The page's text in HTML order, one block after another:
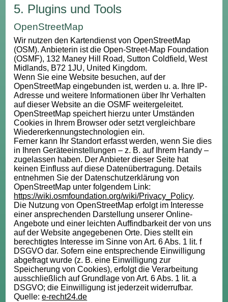
5. Plugins und Tools
OpenStreetMap
Wir nutzen den Kartendienst von OpenStreetMap
(OSM). Anbieterin ist die Open-Street-Map Foundation
(OSMF), 132 Maney Hill Road, Sutton Coldfield, West
Midlands, B72 1JU, United Kingdom.
Wenn Sie eine Website besuchen, auf der
OpenStreetMap eingebunden ist, werden u. a. Ihre IP-
Adresse und weitere Informationen über Ihr Verhalten
auf dieser Website an die OSMF weitergeleitet.
OpenStreetMap speichert hierzu unter Umständen
Cookies in Ihrem Browser oder setzt vergleichbare
Wiedererkennungstechnologien ein.
Ferner kann Ihr Standort erfasst werden, wenn Sie dies
in Ihren Geräteeinstellungen – z. B. auf Ihrem Handy –
zugelassen haben. Der Anbieter dieser Seite hat
keinen Einfluss auf diese Datenübertragung. Details
entnehmen Sie der Datenschutzerklärung von
OpenStreetMap unter folgendem Link:
https://wiki.osmfoundation.org/wiki/Privacy_Policy.
Die Nutzung von OpenStreetMap erfolgt im Interesse
einer ansprechenden Darstellung unserer Online-
Angebote und einer leichten Auffindbarkeit der von uns
auf der Website angegebenen Orte. Dies stellt ein
berechtigtes Interesse im Sinne von Art. 6 Abs. 1 lit. f
DSGVO dar. Sofern eine entsprechende Einwilligung
abgefragt wurde (z. B. eine Einwilligung zur
Speicherung von Cookies), erfolgt die Verarbeitung
ausschließlich auf Grundlage von Art. 6 Abs. 1 lit. a
DSGVO; die Einwilligung ist jederzeit widerrufbar.
Quelle:e-recht24.de